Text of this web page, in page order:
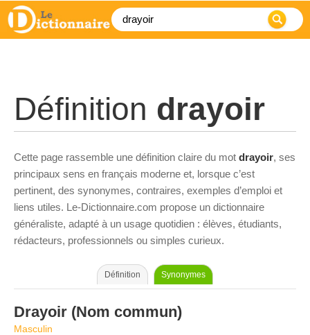
Définition drayoir
Cette page rassemble une définition claire du mot drayoir, ses
principaux sens en français moderne et, lorsque c’est
pertinent, des synonymes, contraires, exemples d’emploi et
liens utiles. Le-Dictionnaire.com propose un dictionnaire
généraliste, adapté à un usage quotidien : élèves, étudiants,
rédacteurs, professionnels ou simples curieux.
Définition Synonymes
Drayoir (Nom commun)
Masculin